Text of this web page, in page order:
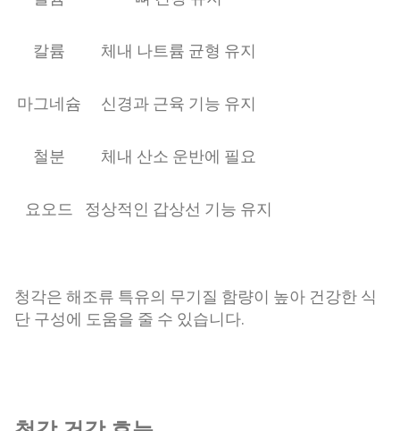
칼륨 체내 나트륨 균형 유지
마그네슘 신경과 근육 기능 유지
철분 체내 산소 운반에 필요
요오드 정상적인 갑상선 기능 유지
청각은 해조류 특유의 무기질 함량이 높아 건강한 식
단 구성에 도움을 줄 수 있습니다.